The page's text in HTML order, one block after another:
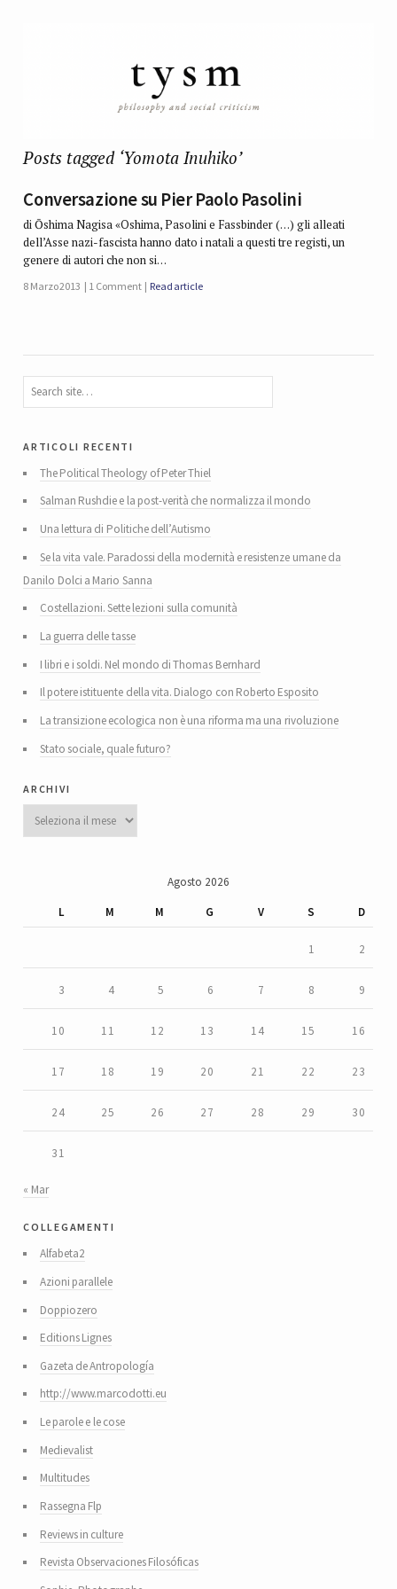
Posts tagged ‘Yomota Inuhiko’
Conversazione su Pier Paolo Pasolini
di Ōshima Nagisa «Oshima, Pasolini e Fassbinder (…) gli alleati
dell’Asse nazi-fascista hanno dato i natali a questi tre registi, un
genere di autori che non si…
8 Marzo 2013 1 Comment Read article
articoli recenti
The Political Theology of Peter Thiel
Salman Rushdie e la post-verità che normalizza il mondo
Una lettura di Politiche dell’Autismo
Se la vita vale. Paradossi della modernità e resistenze umane da
Danilo Dolci a Mario Sanna
Costellazioni. Sette lezioni sulla comunità
La guerra delle tasse
I libri e i soldi. Nel mondo di Thomas Bernhard
Il potere istituente della vita. Dialogo con Roberto Esposito
La transizione ecologica non è una riforma ma una rivoluzione
Stato sociale, quale futuro?
archivi
Archivi
Agosto 2026
L
M M G V S D
1 2
3 4 5 6 7 8 9
10 11 12 13 14 15 16
17 18 19 20 21 22 23
24 25 26 27 28 29 30
31
« Mar
collegamenti
Alfabeta2
Azioni parallele
Doppiozero
Editions Lignes
Gazeta de Antropología
http://www.marcodotti.eu
Le parole e le cose
Medievalist
Multitudes
Rassegna Flp
Reviews in culture
Revista Observaciones Filosóficas